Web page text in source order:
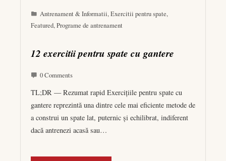
Antrenament & Informatii,Exercitii pentru spate,
Featured,Programe de antrenament
12 exercitii pentru spate cu gantere
0 Comments
TL;DR — Rezumat rapid Exercițiile pentru spate cu
gantere reprezintă una dintre cele mai eficiente metode de
a construi un spate lat, puternic și echilibrat, indiferent
dacă antrenezi acasă sau…